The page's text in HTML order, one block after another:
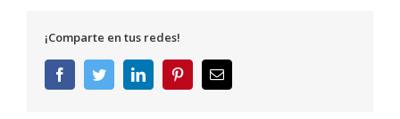
¡Comparte en tus redes!
FacebookTwitterLinkedInPinterestCorreo
electrónico